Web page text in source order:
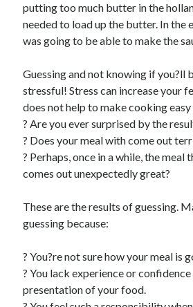
putting too much butter in the
needed to load up the butter. In the
was going to be able to make the
Guessing and not knowing if you?ll
stressful! Stress can increase your
does not help to make cooking
? Are you ever surprised by the
? Does your meal with come out
? Perhaps, once in a while, the meal
comes out unexpectedly great?
These are the results of guessing.
guessing because:
? You?re not sure how your meal is
? You lack experience or
presentation of your food.